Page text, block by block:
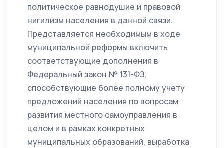
политическое равнодушие и правовой
нигилизм населения в данной связи.
Представляется необходимым в ходе
муниципальной реформы включить
соответствующие дополнения в
Федеральный закон № 131-ФЗ,
способствующие более полному учету
предложений населения по вопросам
развития местного самоуправления в
целом и в рамках конкретных
муниципальных образований, выработка